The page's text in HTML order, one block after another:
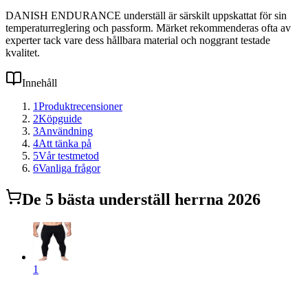
DANISH ENDURANCE underställ är särskilt uppskattat för sin
temperaturreglering och passform. Märket rekommenderas ofta av
experter tack vare dess hållbara material och noggrant testade
kvalitet.
Innehåll
1Produktrecensioner
2Köpguide
3Användning
4Att tänka på
5Vår testmetod
6Vanliga frågor
De 5 bästa underställ herrna 2026
1